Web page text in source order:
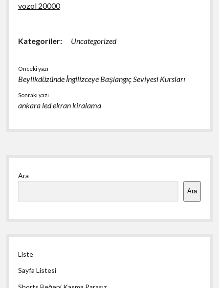
vozol 20000
Kategoriler: Uncategorized
Önceki yazı
Beylikdüzünde İngilizceye Başlangıç Seviyesi Kursları
Sonraki yazı
ankara led ekran kiralama
Yan
Menü
Ara
Ara
Liste
Sayfa Listesi